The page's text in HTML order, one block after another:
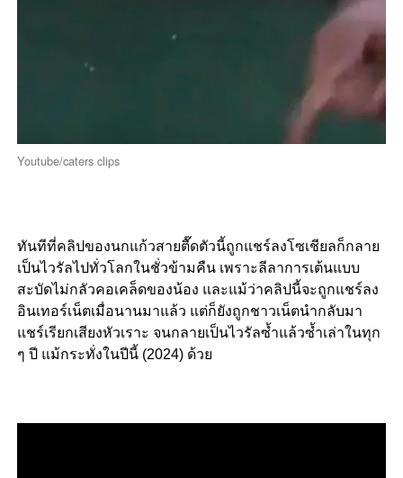
Youtube/caters clips
ทันทีที่คลิปของนกแก้วสายตื๊ดตัวนี้ถูกแชร์ลงโซเชียลก็กลาย
เป็นไวรัลไปทั่วโลกในชั่วข้ามคืน เพราะลีลาการเต้นแบบ
สะบัดไม่กลัวคอเคล็ดของน้อง และแม้ว่าคลิปนี้จะถูกแชร์ลง
อินเทอร์เน็ตเมื่อนานมาแล้ว แต่ก็ยังถูกชาวเน็ตนำกลับมา
แชร์เรียกเสียงหัวเราะ จนกลายเป็นไวรัลซ้ำแล้วซ้ำเล่าในทุก
ๆ ปี แม้กระทั่งในปีนี้ (2024) ด้วย